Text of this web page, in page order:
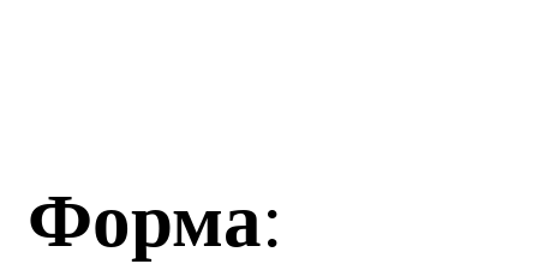
Форма: